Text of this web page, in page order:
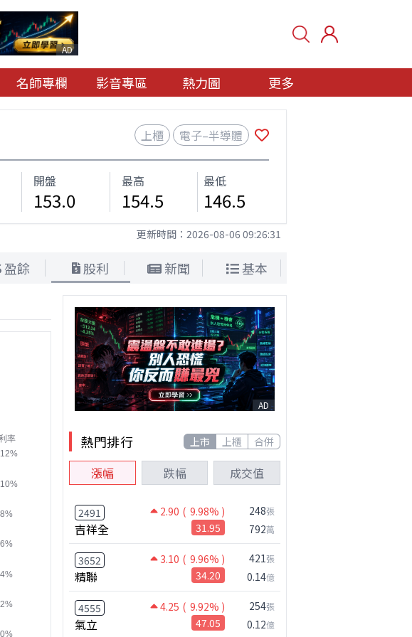
AD
名師專欄 影音專區 熱力圖 更多
上櫃 電子–半導體
開盤
153.0
最高
154.5
最低
146.5
更新時間： 2026-08-06 09:26:31
盈餘 股利 新聞 基本
AD
熱門排行 上市 上櫃 合併
漲幅 跌幅 成交值
2491 2.90 ( 9.98% )
吉祥全 31.95
248張
792萬
3652 3.10 ( 9.96% )
精聯 34.20
421張
0.14億
4555 4.25 ( 9.92% )
氣立 47.05
254張
0.12億